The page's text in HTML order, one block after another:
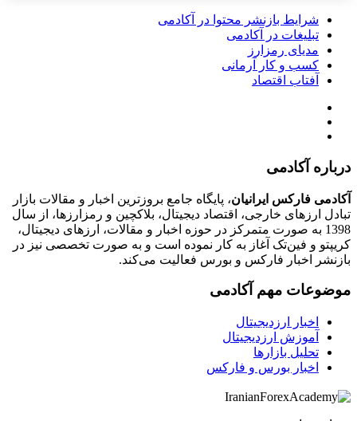
شرایط بازنشر محتوا در آکادمی
تبلیغات در آکادمی
مدیای رمزارز
کسب و کار آرمانی
آفتاب اقتصاد
درباره آکادمی
آکادمی فارکس ایرانیان، پایگاه جامع بروزترین اخبار و مقالات بازار
تبادل ارزهای خارجی، اقتصاد دیجیتال، بلاکچین و رمزارزها، از سال
1398 به صورت متمرکز در حوزه اخبار و مقالات، ارزهای‌ دیجیتال،
کریپتو و فین‌تک آغاز به کار نموده است و به صورت تخصصی نیز در
بازنشر اخبار فارکس و بورس فعالیت می‌کند.
موضوعات مهم آکادمی
اخبار ارزدیجیتال
آموزش ارزدیجیتال
تحلیل بازارها
اخبار بورس و فارکس